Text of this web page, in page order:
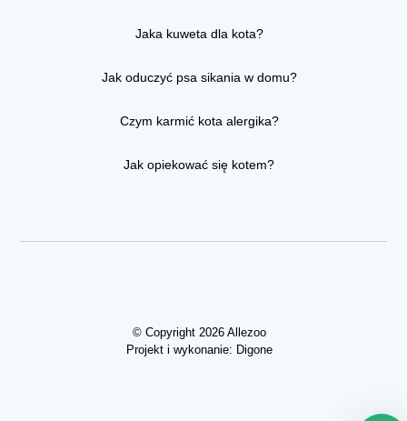
Jaka kuweta dla kota?
Jak oduczyć psa sikania w domu?
Czym karmić kota alergika?
Jak opiekować się kotem?
© Copyright 2026 Allezoo
Projekt i wykonanie: Digone